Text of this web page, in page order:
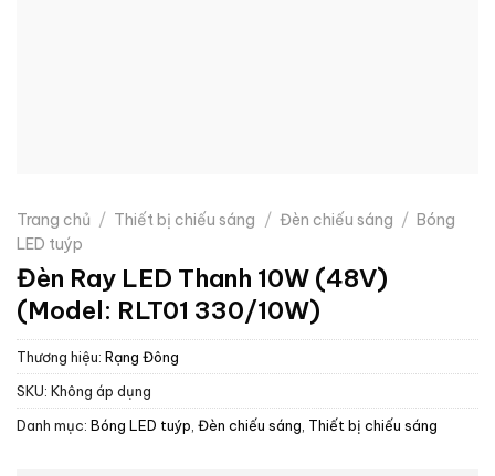
Trang chủ / Thiết bị chiếu sáng / Đèn chiếu sáng / Bóng
LED tuýp
Đèn Ray LED Thanh 10W (48V)
(Model: RLT01 330/10W)
Thương hiệu: Rạng Đông
SKU: Không áp dụng
Danh mục: Bóng LED tuýp Đèn chiếu sáng Thiết bị chiếu sáng